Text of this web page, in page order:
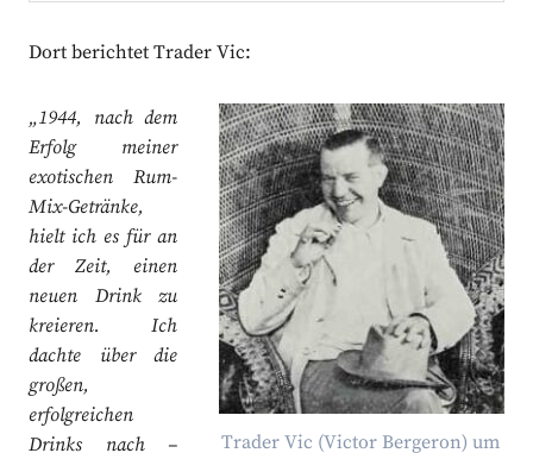
Dort berichtet Trader Vic:
Trader Vic (Victor Bergeron) um
„1944, nach dem
Erfolg meiner
exotischen Rum-
Mix-Getränke,
hielt ich es für an
der Zeit, einen
neuen Drink zu
kreieren. Ich
dachte über die
großen,
erfolgreichen
Drinks nach –